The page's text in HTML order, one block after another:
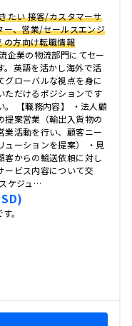
たい 接客/カスタマーサ
、営業/セールスエンジ
の方向け転職情報
企業の物流部門にてセー
。英語を活かし海外で活
グローバルな視点を身に
ただけるポジションです
。 【職務内容】 ・法人顧
提案営業（輸出入貨物の
業活動を行い、顧客ニー
ューションを提案） ・見
客からの輸送依頼に対し
ービス内容について交
ケジュ…
。